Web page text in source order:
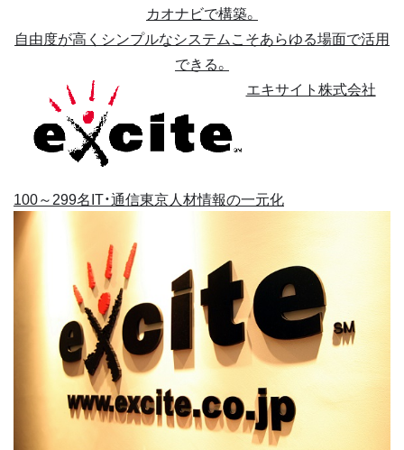
カオナビで構築。
自由度が高くシンプルなシステムこそあらゆる場面で活用
できる。
エキサイト株式会社
100～299名IT・通信東京人材情報の一元化